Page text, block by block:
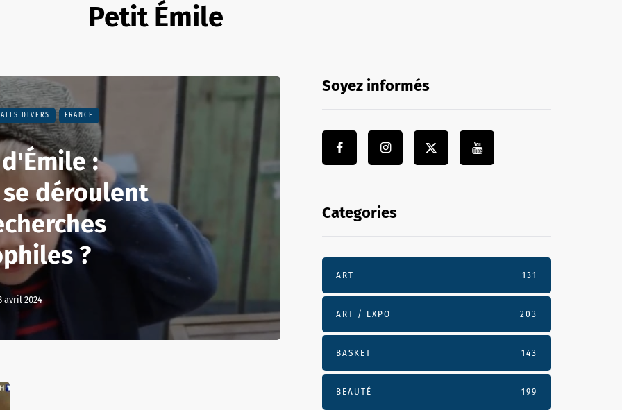
Petit Émile
DIVERS FRANCE
:
déroulent
?
avril 2024
Soyez informés
Categories
ART 131
ART / EXPO 203
BASKET 143
BEAUTÉ 199